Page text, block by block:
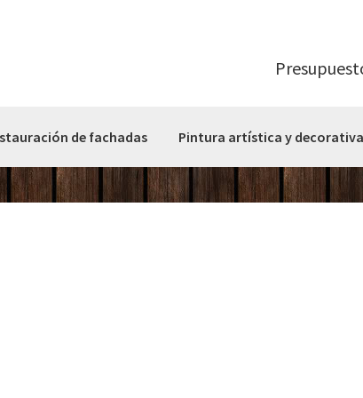
de fachadas Pintura artística y decorativa